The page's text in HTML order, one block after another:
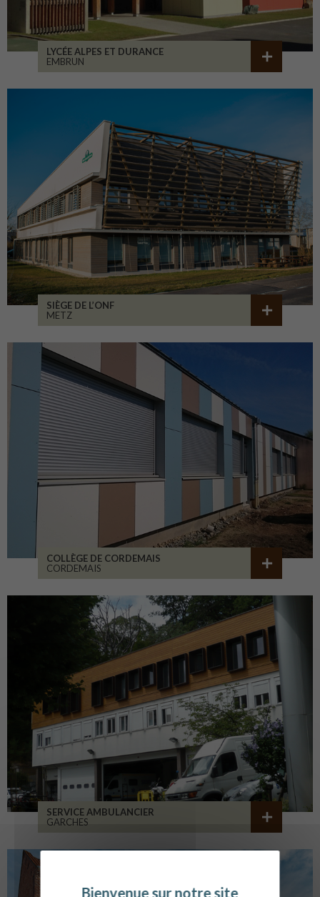
LYCÉE ALPES ET DURANCE
EMBRUN
SIÈGE DE L’ONF
METZ
COLLÈGE DE CORDEMAIS
CORDEMAIS
SERVICE AMBULANCIER
GARCHES